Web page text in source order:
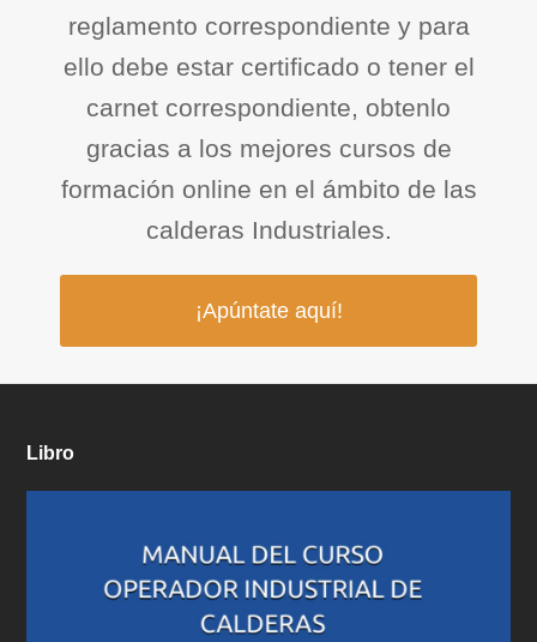
reglamento correspondiente y para
ello debe estar certificado o tener el
carnet correspondiente, obtenlo
gracias a los mejores cursos de
formación online en el ámbito de las
calderas Industriales.
¡Apúntate aquí!
Libro